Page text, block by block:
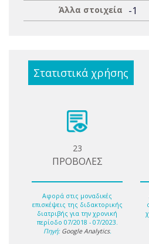
Άλλα στοιχεία -1
Στατιστικά χρήσης
23
ΠΡΟΒΟΛΕΣ
Αφορά στις μοναδικές
επισκέψεις της διδακτορικής
διατριβής για την χρονική
περίοδο 07/2018 - 07/2023.
Πηγή: Google Analytics.